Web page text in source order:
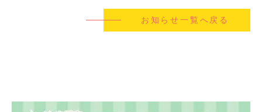
お知らせ一覧へ戻る